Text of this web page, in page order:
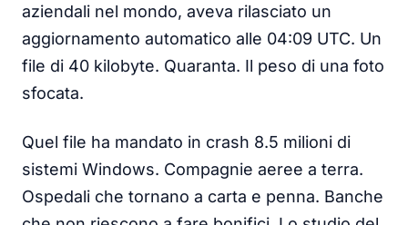
aziendali nel mondo, aveva rilasciato un
aggiornamento automatico alle 04:09 UTC. Un
file di 40 kilobyte. Quaranta. Il peso di una foto
sfocata.
Quel file ha mandato in crash 8.5 milioni di
sistemi Windows. Compagnie aeree a terra.
Ospedali che tornano a carta e penna. Banche